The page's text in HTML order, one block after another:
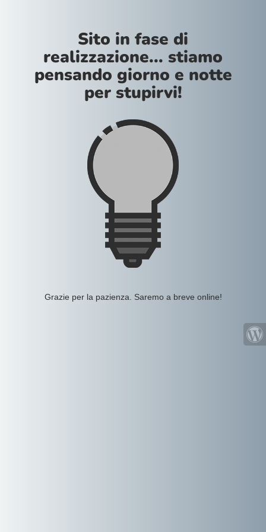
Sito in fase di
realizzazione... stiamo
pensando giorno e notte
per stupirvi!
Grazie per la pazienza. Saremo a breve online!